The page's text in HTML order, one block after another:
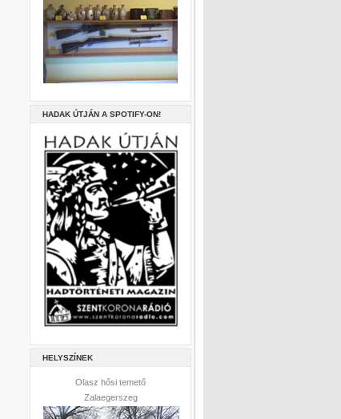
HADAK ÚTJÁN A SPOTIFY-ON!
HELYSZÍNEK
Olasz hősi temető
Zalaegerszeg